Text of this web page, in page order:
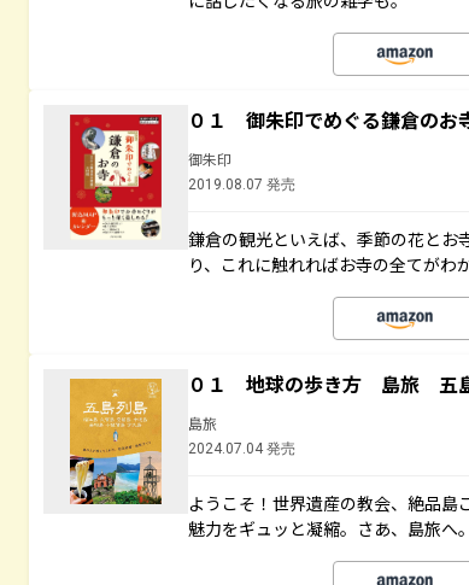
０１ 御朱印でめぐる鎌倉の
御朱印
2019.08.07 発売
鎌倉の観光といえば、季節の花とお
り、これに触れればお寺の全てがわ
０１ 地球の歩き方 島旅 五
島旅
2024.07.04 発売
ようこそ！世界遺産の教会、絶品島
魅力をギュッと凝縮。さあ、島旅へ。